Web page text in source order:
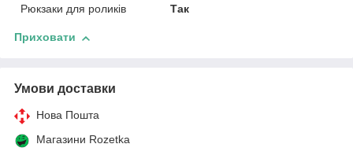
Рюкзаки для роликів
Так
Приховати
Умови доставки
Нова Пошта
Магазини Rozetka